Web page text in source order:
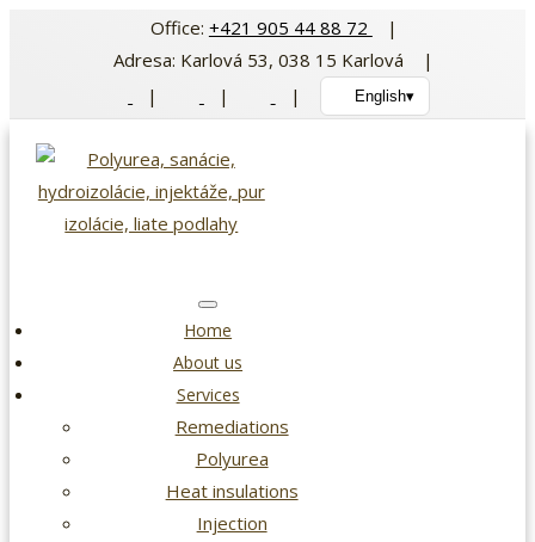
Office: +421 905 44 88 72
|
Adresa: Karlová 53, 038 15 Karlová |
|
| | English▾
Home
About us
Services
Remediations
Polyurea
Heat insulations
Injection